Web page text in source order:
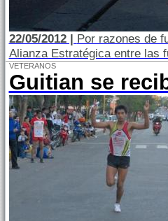
22/05/2012 | Por razones de
Alianza Estratégica entre las
VETERANOS
Guitian se